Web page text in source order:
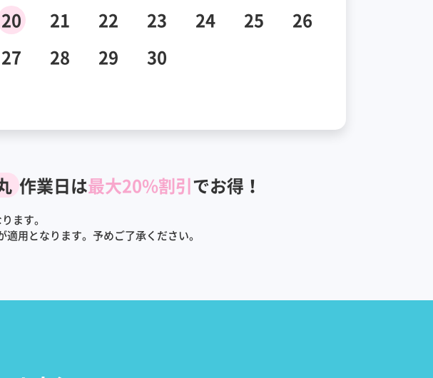
20
21 22 23 24 25
26
27
28 29 30
作業日は最大20%割引でお得！
ます。
用となります。予めご了承ください。